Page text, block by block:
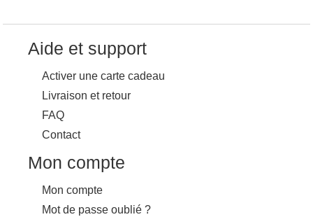
Aide et support
Activer une carte cadeau
Livraison et retour
FAQ
Contact
Mon compte
Mon compte
Mot de passe oublié ?